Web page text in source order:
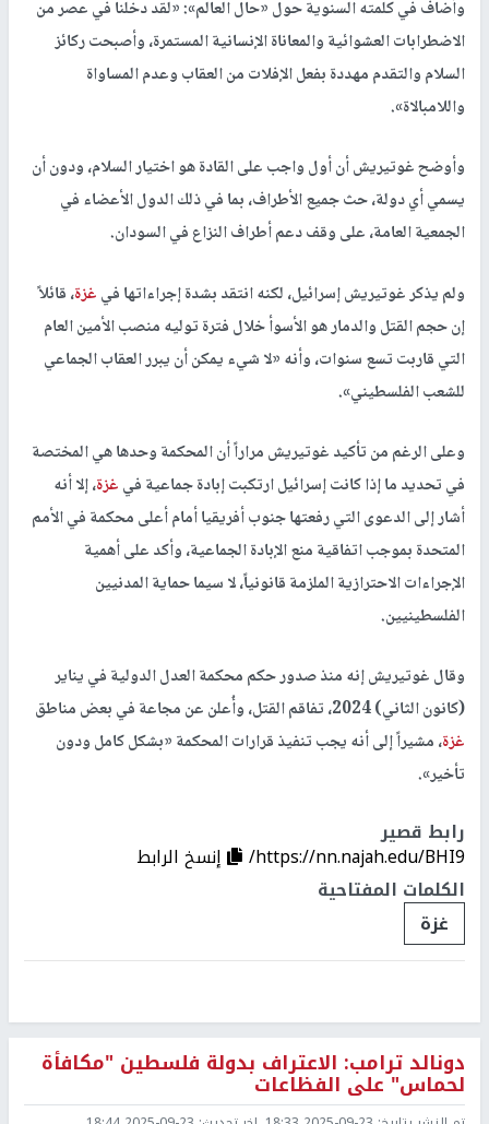
وأضاف في كلمته السنوية حول «حال العالم»: «لقد دخلنا في عصر من
الاضطرابات العشوائية والمعاناة الإنسانية المستمرة، وأصبحت ركائز
السلام والتقدم مهددة بفعل الإفلات من العقاب وعدم المساواة
واللامبالاة».
وأوضح غوتيريش أن أول واجب على القادة هو اختيار السلام، ودون أن
يسمي أي دولة، حث جميع الأطراف، بما في ذلك الدول الأعضاء في
الجمعية العامة، على وقف دعم أطراف النزاع في السودان.
ولم يذكر غوتيريش إسرائيل، لكنه انتقد بشدة إجراءاتها فيغزة، قائلاً
إن حجم القتل والدمار هو الأسوأ خلال فترة توليه منصب الأمين العام
التي قاربت تسع سنوات، وأنه «لا شيء يمكن أن يبرر العقاب الجماعي
للشعب الفلسطيني».
وعلى الرغم من تأكيد غوتيريش مراراً أن المحكمة وحدها هي المختصة
في تحديد ما إذا كانت إسرائيل ارتكبت إبادة جماعية فيغزة، إلا أنه
أشار إلى الدعوى التي رفعتها جنوب أفريقيا أمام أعلى محكمة في الأمم
المتحدة بموجب اتفاقية منع الإبادة الجماعية، وأكد على أهمية
الإجراءات الاحترازية الملزمة قانونياً، لا سيما حماية المدنيين
الفلسطينيين.
وقال غوتيريش إنه منذ صدور حكم محكمة العدل الدولية في يناير
(كانون الثاني) 2024، تفاقم القتل، وأُعلن عن مجاعة في بعض مناطق
غزة، مشيراً إلى أنه يجب تنفيذ قرارات المحكمة «بشكل كامل ودون
تأخير».
رابط قصير
https://nn.najah.edu/BHI9/
إنسخ الرابط
الكلمات المفتاحية
غزة
دونالد ترامب: الاعتراف بدولة فلسطين "مكافأة
لحماس" على الفظاعات